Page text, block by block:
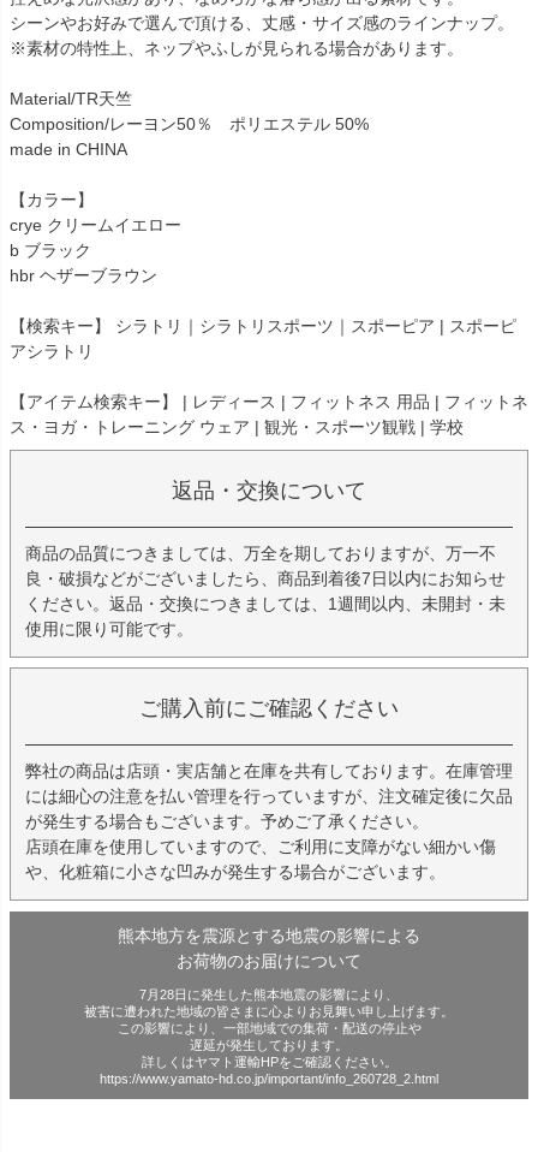
シーンやお好みで選んで頂ける、丈感・サイズ感のラインナップ。
※素材の特性上、ネップやふしが見られる場合があります。
Material/TR天竺
Composition/レーヨン50％ ポリエステル 50%
made in CHINA
【カラー】
crye クリームイエロー
b ブラック
hbr ヘザーブラウン
【検索キー】 シラトリ｜シラトリスポーツ｜スポーピア | スポーピ
アシラトリ
【アイテム検索キー】 | レディース | フィットネス 用品 | フィットネ
ス・ヨガ・トレーニング ウェア | 観光・スポーツ観戦 | 学校
返品・交換について
商品の品質につきましては、万全を期しておりますが、万一不
良・破損などがございましたら、商品到着後7日以内にお知らせ
ください。返品・交換につきましては、1週間以内、未開封・未
使用に限り可能です。
ご購入前にご確認ください
弊社の商品は店頭・実店舗と在庫を共有しております。在庫管理
には細心の注意を払い管理を行っていますが、注文確定後に欠品
が発生する場合もございます。予めご了承ください。
店頭在庫を使用していますので、ご利用に支障がない細かい傷
や、化粧箱に小さな凹みが発生する場合がございます。
熊本地方を震源とする地震の影響による
お荷物のお届けについて
7月28日に発生した熊本地震の影響により、
被害に遭われた地域の皆さまに心よりお見舞い申し上げます。
この影響により、一部地域での集荷・配送の停止や
遅延が発生しております。
詳しくはヤマト運輸HPをご確認ください。
https://www.yamato-hd.co.jp/important/info_260728_2.html